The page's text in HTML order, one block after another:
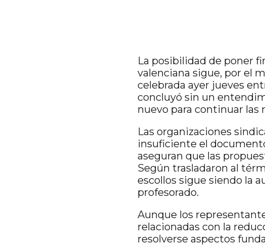
La posibilidad de poner
valenciana sigue, por el
celebrada ayer jueves
concluyó sin un
nuevo para continuar las
Las organizaciones
insuficiente el
aseguran que las
Según trasladaron al
escollos sigue siendo la
profesorado.
Aunque los
relacionadas con la
resolverse aspectos